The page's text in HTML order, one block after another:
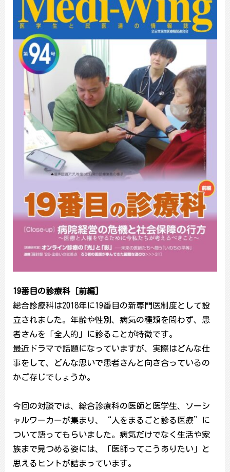
19番目の診療科［前編]
総合診療科は2018年に19番目の新専門医制度として設
立されました。年齢や性別、病気の種類を問わず、患
者さんを「全人的」に診ることが特徴です。
最近ドラマで話題になっていますが、実際はどんな仕
事をして、どんな思いで患者さんと向き合っているの
かご存じでしょうか。
今回の対談では、総合診療科の医師と医学生、ソーシ
ャルワーカーが集まり、“人をまるごと診る医療”に
ついて語ってもらいました。病気だけでなく生活や家
族まで見つめる姿には、「医師ってこうありたい」と
思えるヒントが詰まっています。